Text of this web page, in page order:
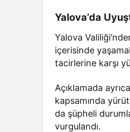
Yalova’da
Yalova
içerisinde
tacirlerine karşı
Açıklamada
kapsamında
da şüpheli
vurgulandı.